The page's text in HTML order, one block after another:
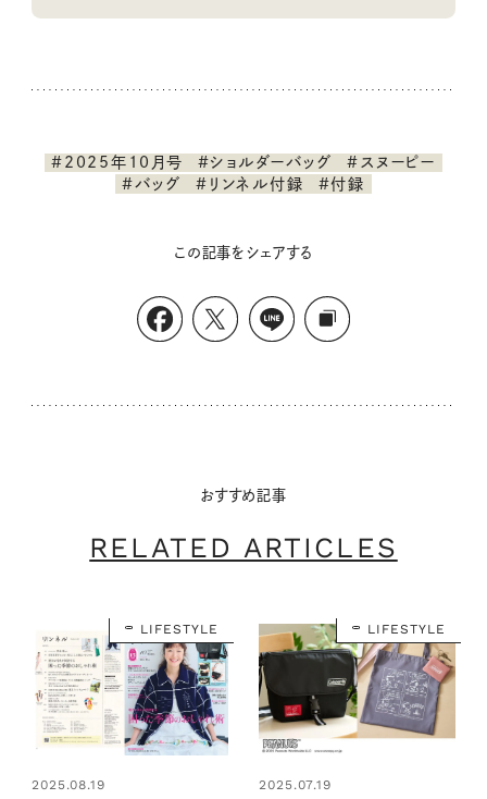
#2025年10月号 #ショルダーバッグ
#スヌーピー
#バッグ
#リンネル付録 #付録
この記事をシェアする
おすすめ記事
RELATED ARTICLES
LIFESTYLE
2025.08.19
LIFESTYLE
2025.07.19